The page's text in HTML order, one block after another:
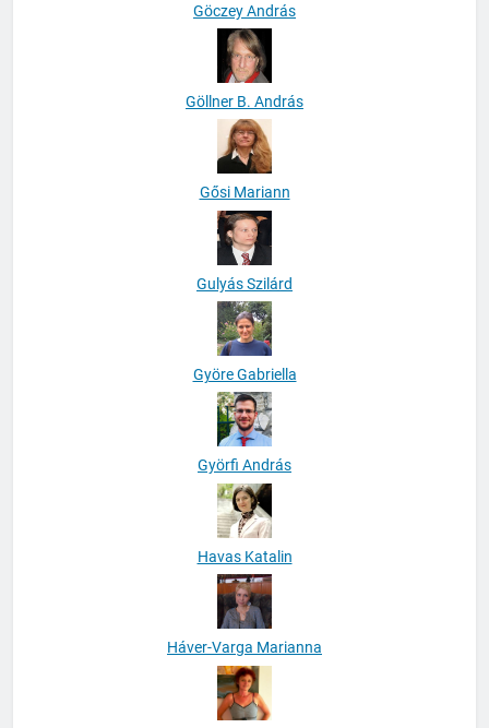
Göczey András
Göllner B. András
Gősi Mariann
Gulyás Szilárd
Györe Gabriella
Györfi András
Havas Katalin
Háver-Varga Marianna